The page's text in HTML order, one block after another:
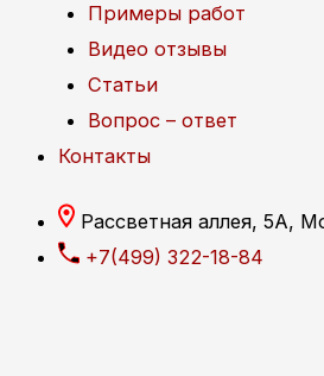
Примеры работ
Видео отзывы
Статьи
Вопрос – ответ
Контакты
Рассветная аллея, 5А,
+7(499) 322-18-84